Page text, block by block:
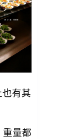
有其
重量都